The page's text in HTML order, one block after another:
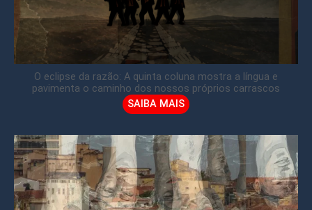
O eclipse da razão: A quinta coluna mostra a língua e
pavimenta o caminho dos nossos próprios carrascos
SAIBA MAIS